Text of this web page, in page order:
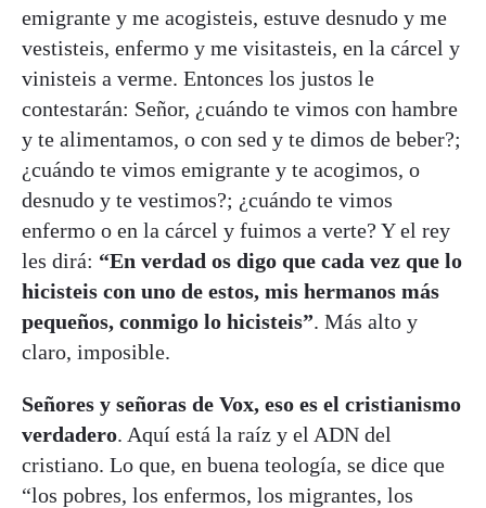
emigrante y me acogisteis, estuve desnudo y me
vestisteis, enfermo y me visitasteis, en la cárcel y
vinisteis a verme. Entonces los justos le
contestarán: Señor, ¿cuándo te vimos con hambre
y te alimentamos, o con sed y te dimos de beber?;
¿cuándo te vimos emigrante y te acogimos, o
desnudo y te vestimos?; ¿cuándo te vimos
enfermo o en la cárcel y fuimos a verte? Y el rey
les dirá: “En verdad os digo que cada vez que lo
hicisteis con uno de estos, mis hermanos más
pequeños, conmigo lo hicisteis”. Más alto y
claro, imposible.
Señores y señoras de Vox, eso es el cristianismo
verdadero. Aquí está la raíz y el ADN del
cristiano. Lo que, en buena teología, se dice que
“los pobres, los enfermos, los migrantes, los